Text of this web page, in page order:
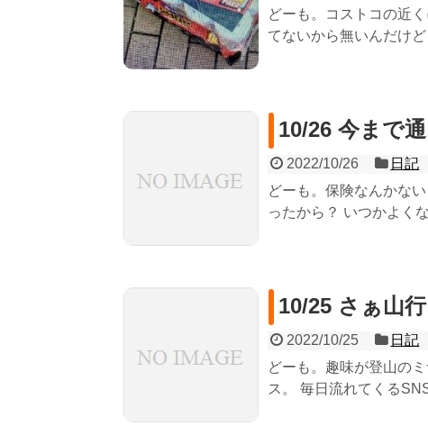
どーも。コストコの近
てないから無いんだけ
10/26 今まで
2022/10/26
日記
どーも。保険なんかな
ったから？ いつかよく
10/25 さぁ山
2022/10/25
日記
どーも。趣味が登山の
ス。 毎日流れてくる